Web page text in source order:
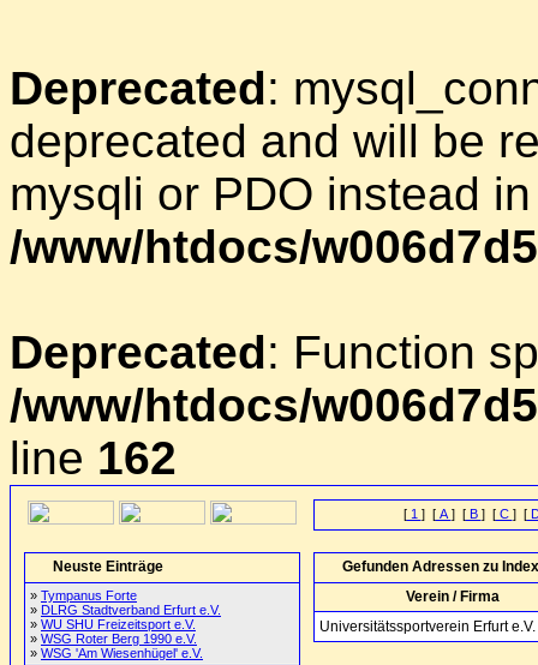
Deprecated:
deprecated and will be
mysqli or PDO instead in
/www/htdocs/
Deprecated: Function
/www/htdocs/
line 162
Neuste Einträge
» Tympanus Forte
» DLRG Stadtverband Erfurt e.V.
» WU SHU Freizeitsport e.V.
» WSG Roter Berg 1990 e.V.
» WSG 'Am Wiesenhügel' e.V.
[1 ] [A ] [B ] [C ] [
Gefunden Adressen zu
Verein / Firma
Universitätssportverein Erfurt e.V.